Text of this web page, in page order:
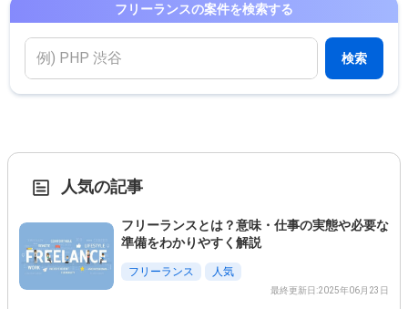
フリーランスの案件を検索する
検索
人気の記事
フリーランスとは？意味・仕事の実態や必要な
準備をわかりやすく解説
フリーランス 人気
最終更新日:2025年06月23日